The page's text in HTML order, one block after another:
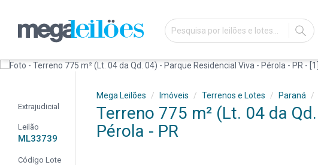
IR
Extrajudicial
Leilão
ML33739
Código Lote
Mega Leilões Imóveis Terrenos e Lotes Paraná
Terreno 775 m² (Lt. 04 da
Pérola - PR